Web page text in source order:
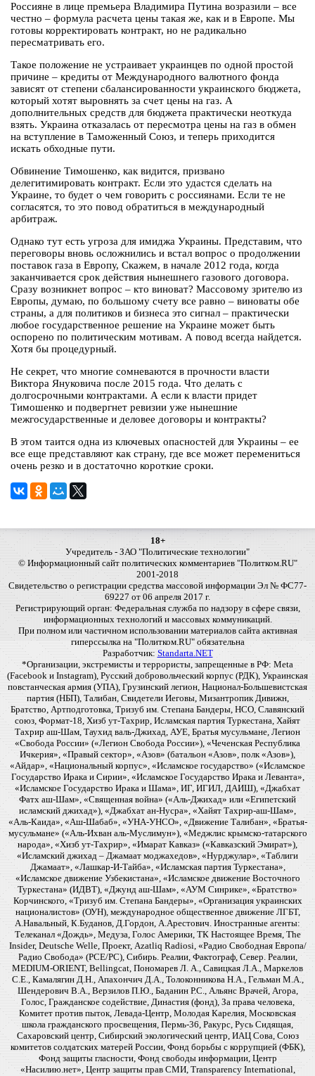
Россияне в лице премьера Владимира Путина возразили – все
честно – формула расчета цены такая же, как и в Европе. Мы
готовы корректировать контракт, но не радикально
пересматривать его.
Такое положение не устраивает украинцев по одной простой
причине – кредиты от Международного валютного фонда
зависят от степени сбалансированности украинского бюджета,
который хотят выровнять за счет цены на газ. А
дополнительных средств для бюджета практически неоткуда
взять. Украина отказалась от пересмотра цены на газ в обмен
на вступление в Таможенный Союз, и теперь приходится
искать обходные пути.
Обвинение Тимошенко, как видится, призвано
делегитимировать контракт. Если это удастся сделать на
Украине, то будет о чем говорить с россиянами. Если те не
согласятся, то это повод обратиться в международный
арбитраж.
Однако тут есть угроза для имиджа Украины. Представим, что
переговоры вновь осложнились и встал вопрос о продолжении
поставок газа в Европу, Скажем, в начале 2012 года, когда
заканчивается срок действия нынешнего газового договора.
Сразу возникнет вопрос – кто виноват? Массовому зрителю из
Европы, думаю, по большому счету все равно – виноваты обе
страны, а для политиков и бизнеса это сигнал – практически
любое государственное решение на Украине может быть
оспорено по политическим мотивам. А повод всегда найдется.
Хотя бы процедурный.
Не секрет, что многие сомневаются в прочности власти
Виктора Януковича после 2015 года. Что делать с
долгосрочными контрактами. А если к власти придет
Тимошенко и подвергнет ревизии уже нынешние
межгосударственные и деловее договоры и контракты?
В этом таится одна из ключевых опасностей для Украины – ее
все еще представляют как страну, где все может перемениться
очень резко и в достаточно короткие сроки.
18+
Учредитель - ЗАО "Политические технологии"
© Информационный сайт политических комментариев "Политком.RU"
2001-2018
Свидетельство о регистрации средства массовой информации Эл № ФС77-
69227 от 06 апреля 2017 г.
Регистрирующий орган: Федеральная служба по надзору в сфере связи,
информационных технологий и массовых коммуникаций.
При полном или частичном использовании материалов сайта активная
гиперссылка на "Политком.RU" обязательна
Разработчик: Standarta.NET
*Организации, экстремисты и террористы, запрещенные в РФ: Meta
(Facebook и Instagram), Русский добровольческий корпус (РДК), Украинская
повстанческая армия (УПА), Грузинский легион, Национал-Большевистская
партия (НБП), Талибан, Свидетели Иеговы, Мизантропик Дивижн,
Братство, Артподготовка, Тризуб им. Степана Бандеры, НСО, Славянский
союз, Формат-18, Хизб ут-Тахрир, Исламская партия Туркестана, Хайят
Тахрир аш-Шам, Таухид валь-Джихад, АУЕ, Братья мусульмане, Легион
«Свобода России» («Легион Свобода России»), «Чеченская Республика
Ичкерия», «Правый сектор», «Азов» (батальон «Азов», полк «Азов»),
«Айдар», «Национальный корпус», «Исламское государство» («Исламское
Государство Ирака и Сирии», «Исламское Государство Ирака и Леванта»,
«Исламское Государство Ирака и Шама», ИГ, ИГИЛ, ДАИШ), «Джабхат
Фатх аш-Шам», «Священная война» («Аль-Джихад» или «Египетский
исламский джихад»), «Джабхат ан-Нусра», «Хайят Тахрир-аш-Шам»,
«Аль-Каида», «Аш-Шабаб», «УНА-УНСО», «Движение Талибан», «Братья-
мусульмане» («Аль-Ихван аль-Муслимун»), «Меджлис крымско-татарского
народа», «Хизб ут-Тахрир», «Имарат Кавказ» («Кавказский Эмират»),
«Исламский джихад – Джамаат моджахедов», «Нурджулар», «Таблиги
Джамаат», «Лашкар-И-Тайба», «Исламская партия Туркестана»,
«Исламское движение Узбекистана», «Исламское движение Восточного
Туркестана» (ИДВТ), «Джунд аш-Шам», «АУМ Синрике», «Братство»
Корчинского, «Тризуб им. Степана Бандеры», «Организация украинских
националистов» (ОУН), международное общественное движение ЛГБТ,
А.Навальный, К.Буданов, Д.Гордон, А.Арестович. Иностранные агенты:
Телеканал «Дождь», Медуза, Голос Америки, ТК Настоящее Время, The
Insider, Deutsche Welle, Проект, Azatliq Radiosi, «Радио Свободная Европа/
Радио Свобода» (PCE/PC), Сибирь. Реалии, Фактограф, Север. Реалии,
MEDIUM-ORIENT, Bellingcat, Пономарев Л. А., Савицкая Л.А., Маркелов
С.Е., Камалягин Д.Н., Апахончич Д.А., Толоконникова Н.А., Гельман М.А.,
Шендерович В.А., Верзилов П.Ю., Баданин Р.С., Альянс Врачей, Агора,
Голос, Гражданское содействие, Династия (фонд), За права человека,
Комитет против пыток, Левада-Центр, Молодая Карелия, Московская
школа гражданского просвещения, Пермь-36, Ракурс, Русь Сидящая,
Сахаровский центр, Сибирский экологический центр, ИАЦ Сова, Союз
комитетов солдатских матерей России, Фонд борьбы с коррупцией (ФБК),
Фонд защиты гласности, Фонд свободы информации, Центр
«Насилию.нет», Центр защиты прав СМИ, Transparency International,